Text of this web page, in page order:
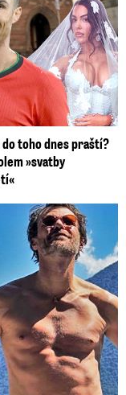
do toho dnes praští?
»svatby
není znát